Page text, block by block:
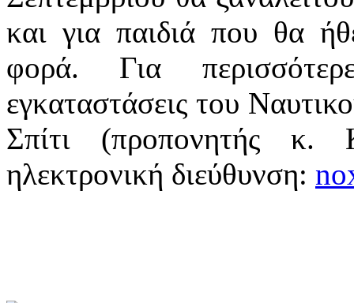
και για παιδιά που θα
φορά. Για
εγκαταστάσεις του
Σπίτι (προπονητής κ.
ηλεκτρονική διεύθυνση: